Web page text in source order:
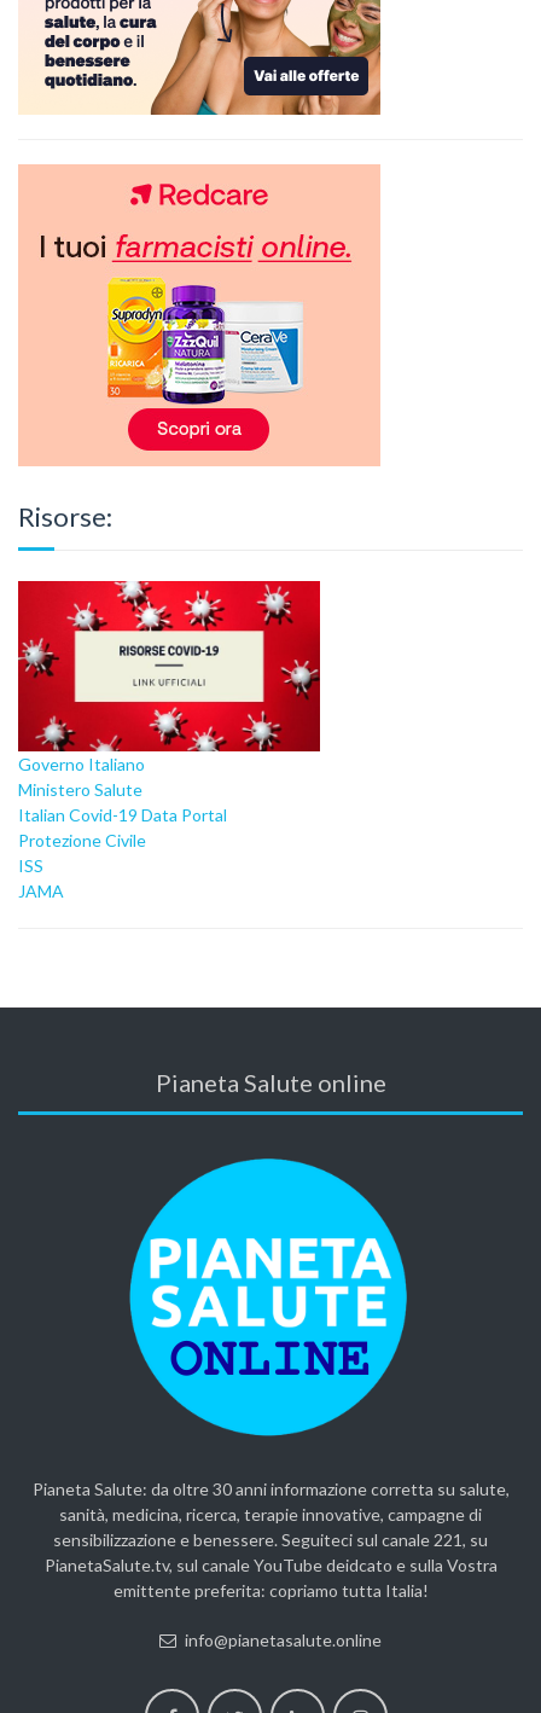
Risorse:
Governo Italiano
Ministero Salute
Italian Covid-19 Data Portal
Protezione Civile
ISS
JAMA
Pianeta Salute online
Pianeta Salute: da oltre 30 anni informazione corretta su salute,
sanità, medicina, ricerca, terapie innovative, campagne di
sensibilizzazione e benessere. Seguiteci sul canale 221, su
PianetaSalute.tv, sul canale YouTube deidcato e sulla Vostra
emittente preferita: copriamo tutta Italia!
info@pianetasalute.online